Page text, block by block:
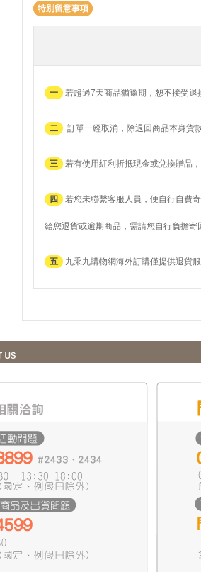
特別留意事項
一 若超過7天商品猶豫期，恕不接受退
二 訂單一經取消，除退回商品本身貨
三 若有使用紅利折抵現金或兌換贈品
四 若您未聯繫客服人員，便自行自費
給您退貨或逾期商品，需請您自行負擔寄
五 九乘九購物網海外訂購僅提供退貨